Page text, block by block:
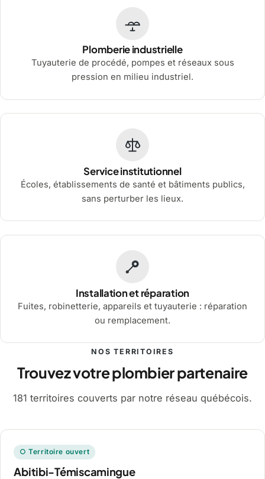
Plomberie industrielle
Tuyauterie de procédé, pompes et réseaux sous
pression en milieu industriel.
Service institutionnel
Écoles, établissements de santé et bâtiments publics,
sans perturber les lieux.
Installation et réparation
Fuites, robinetterie, appareils et tuyauterie : réparation
ou remplacement.
NOS TERRITOIRES
Trouvez votre plombier partenaire
181 territoires couverts par notre réseau québécois.
○ Territoire ouvert
Abitibi-Témiscamingue